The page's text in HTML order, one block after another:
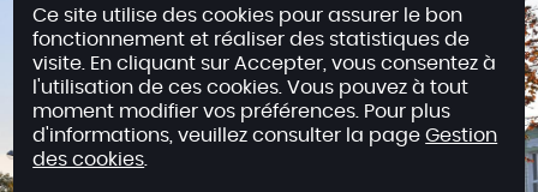
m
e
Ce site utilise des cookies pour assurer le bon
fonctionnement et réaliser des statistiques de
visite. En cliquant sur Accepter, vous consentez à
l'utilisation de ces cookies. Vous pouvez à tout
moment modifier vos préférences. Pour plus
d'informations, veuillez consulter la pageGestion
des cookies.